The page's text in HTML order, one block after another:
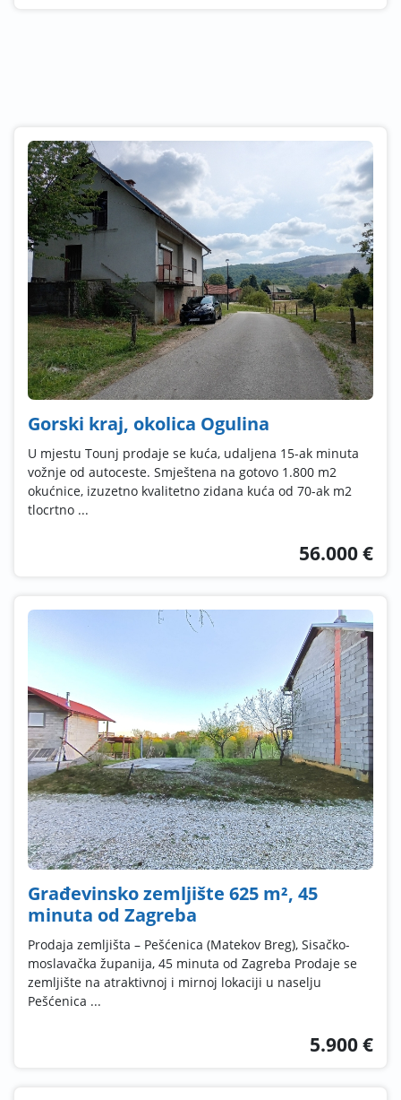
Gorski kraj, okolica Ogulina
U mjestu Tounj prodaje se kuća, udaljena 15-ak minuta
vožnje od autoceste. Smještena na gotovo 1.800 m2
okućnice, izuzetno kvalitetno zidana kuća od 70-ak m2
tlocrtno ...
56.000 €
Građevinsko zemljište 625 m², 45
minuta od Zagreba
Prodaja zemljišta – Pešćenica (Matekov Breg), Sisačko-
moslavačka županija, 45 minuta od Zagreba Prodaje se
zemljište na atraktivnoj i mirnoj lokaciji u naselju
Pešćenica ...
5.900 €